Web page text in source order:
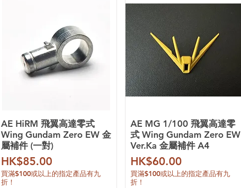
AE HiRM 飛翼高達零式
Wing Gundam Zero EW 金
屬補件 (一對)
價格
HK$85.00
買滿$100或以上的指定產品有九
折！
AE MG 1/100 飛翼高達零
式 Wing Gundam Zero EW
Ver.Ka 金屬補件 A4
價格
HK$60.00
買滿$100或以上的指定產品有九
折！